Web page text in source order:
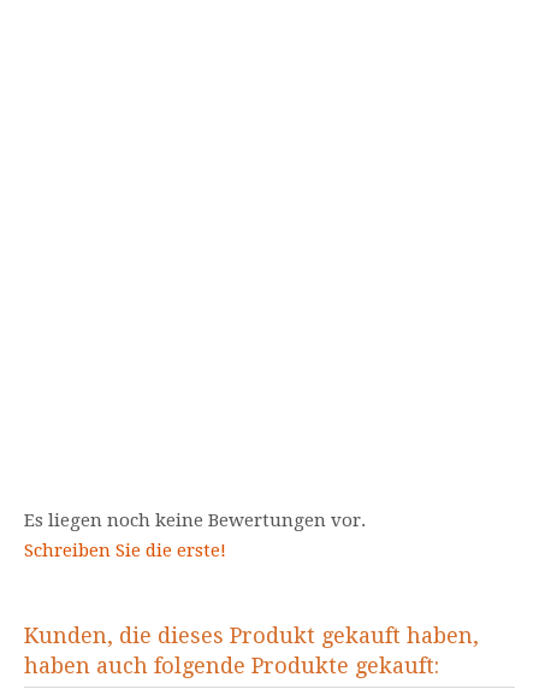
Es liegen noch keine Bewertungen vor.
Schreiben Sie die erste!
Kunden, die dieses Produkt gekauft haben,
haben auch folgende Produkte gekauft: